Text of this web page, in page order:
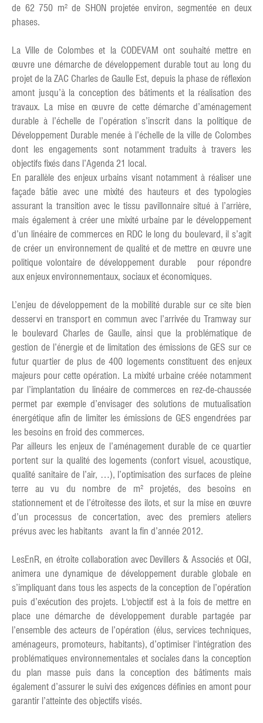
de 62 750 m² de SHON projetée environ, segmentée en deux
phases.
La Ville de Colombes et la CODEVAM ont souhaité mettre en
œuvre une démarche de développement durable tout au long du
projet de la ZAC Charles de Gaulle Est, depuis la phase de réflexion
amont jusqu’à la conception des bâtiments et la réalisation des
travaux. La mise en œuvre de cette démarche d’aménagement
durable à l’échelle de l’opération s’inscrit dans la politique de
Développement Durable menée à l’échelle de la ville de Colombes
dont les engagements sont notamment traduits à travers les
objectifs fixés dans l’Agenda 21 local.
En parallèle des enjeux urbains visant notamment à réaliser une
façade bâtie avec une mixité des hauteurs et des typologies
assurant la transition avec le tissu pavillonnaire situé à l’arrière,
mais également à créer une mixité urbaine par le développement
d’un linéaire de commerces en RDC le long du boulevard, il s’agit
de créer un environnement de qualité et de mettre en œuvre une
politique volontaire de développement durable pour répondre
aux enjeux environnementaux, sociaux et économiques.
L’enjeu de développement de la mobilité durable sur ce site bien
desservi en transport en commun avec l’arrivée du Tramway sur
le boulevard Charles de Gaulle, ainsi que la problématique de
gestion de l’énergie et de limitation des émissions de GES sur ce
futur quartier de plus de 400 logements constituent des enjeux
majeurs pour cette opération. La mixité urbaine créée notamment
par l’implantation du linéaire de commerces en rez-de-chaussée
permet par exemple d’envisager des solutions de mutualisation
énergétique afin de limiter les émissions de GES engendrées par
les besoins en froid des commerces.
Par ailleurs les enjeux de l’aménagement durable de ce quartier
portent sur la qualité des logements (confort visuel, acoustique,
qualité sanitaire de l’air, …), l’optimisation des surfaces de pleine
terre au vu du nombre de m² projetés, des besoins en
stationnement et de l’étroitesse des ilots, et sur la mise en œuvre
d’un processus de concertation, avec des premiers ateliers
prévus avec les habitants avant la fin d’année 2012.
LesEnR, en étroite collaboration avec Devillers & Associés et OGI,
animera une dynamique de développement durable globale en
s’impliquant dans tous les aspects de la conception de l’opération
puis d’exécution des projets. L'objectif est à la fois de mettre en
place une démarche de développement durable partagée par
l’ensemble des acteurs de l’opération (élus, services techniques,
aménageurs, promoteurs, habitants), d’optimiser l‘intégration des
problématiques environnementales et sociales dans la conception
du plan masse puis dans la conception des bâtiments mais
également d’assurer le suivi des exigences définies en amont pour
garantir l’atteinte des objectifs visés.